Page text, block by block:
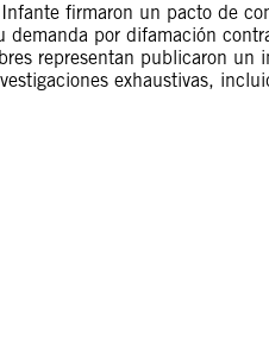
firmaron un pacto de
por difamación
representan publicaron un
exhaustivas,